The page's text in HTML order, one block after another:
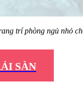
trí phòng ngủ nhỏ
SÀN